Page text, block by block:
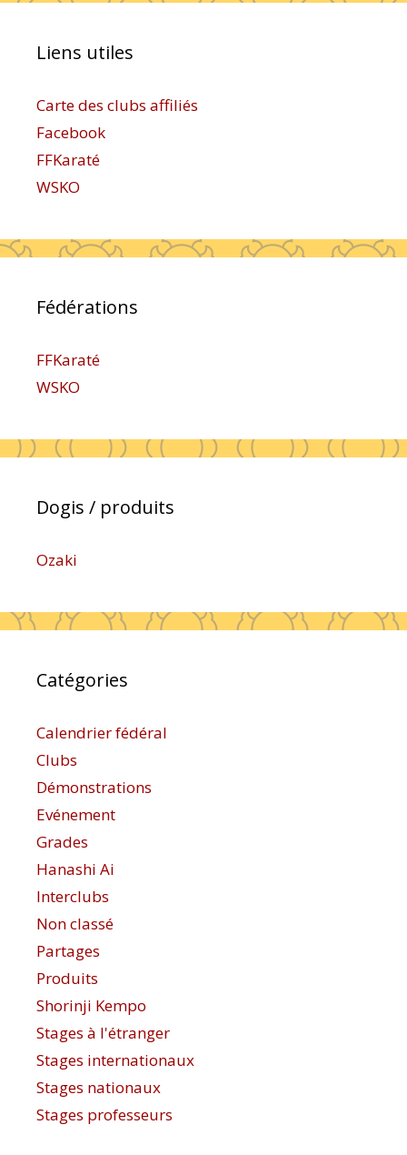
Liens utiles
Carte des clubs affiliés
Facebook
FFKaraté
WSKO
Fédérations
FFKaraté
WSKO
Dogis / produits
Ozaki
Catégories
Calendrier fédéral
Clubs
Démonstrations
Evénement
Grades
Hanashi Ai
Interclubs
Non classé
Partages
Produits
Shorinji Kempo
Stages à l'étranger
Stages internationaux
Stages nationaux
Stages professeurs